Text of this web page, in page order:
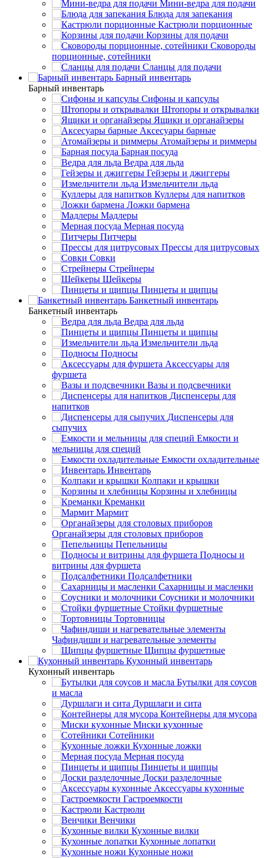
Мини-ведра для подачи
Блюда для запекания
Кастрюли порционные
Корзины для подачи
Сковороды
порционные, сотейники
Сланцы для подачи
Барный инвентарь
Барный инвентарь
Сифоны и капсулы
Штопоры и открывалки
Ящики и органайзеры
Аксесуары барные
Атомайзеры и риммеры
Барная посуда
Ведра для льда
Гейзеры и джиггеры
Измельчители льда
Куллеры для напитков
Ложки бармена
Мадлеры
Мерная посуда
Питчеры
Прессы для цитрусовых
Совки
Стрейнеры
Шейкеры
Пинцеты и щипцы
Банкетный инвентарь
Банкетный инвентарь
Ведра для льда
Пинцеты и щипцы
Измельчители льда
Подносы
Аксессуары для
фуршета
Вазы и подсвечники
Диспенсеры для
напитков
Диспенсеры для
сыпучих
Емкости и
мельницы для специй
Емкости охладительные
Инвентарь
Колпаки и крышки
Корзины и хлебницы
Креманки
Мармит
Органайзеры для столовых приборов
Пепельницы
Подносы и
витрины для фуршета
Подсалфетники
Сахарницы и масленки
Соусники и молочники
Стойки фуршетные
Тортовницы
Чафиндиши и нагревательные элементы
Щипцы фуршетные
Кухонный инвентарь
Кухонный инвентарь
Бутылки для соусов
и масла
Дуршлаги и сита
Контейнеры для мусора
Миски кухонные
Сотейники
Кухонные ложки
Мерная посуда
Пинцеты и щипцы
Доски разделочные
Аксессуары кухонные
Гастроемкости
Кастрюли
Венчики
Кухонные вилки
Кухонные лопатки
Кухонные ножи